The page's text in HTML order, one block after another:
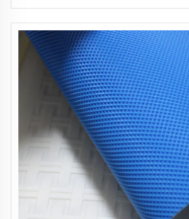
yasalgan, kiyinishga
logistika, keramika, oziq-ovqat,
mo'ljallangan tekis oziq-ovqat